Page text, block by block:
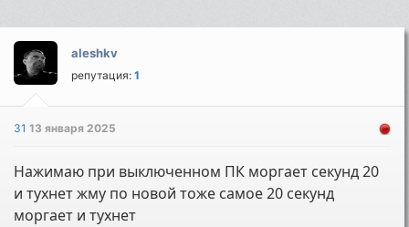
aleshkv
репутация:1
3113 января 2025
Нажимаю при выключенном ПК моргает секунд 20
и тухнет жму по новой тоже самое 20 секунд
моргает и тухнет